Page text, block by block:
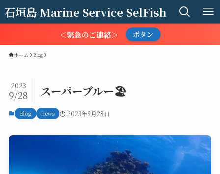
石垣島 Marine Service SelFish
＜緊急のご連絡＞ ボタン
ホーム Blog
スーパーブルー🏖️
2023
9/28
Blog news 2023年9月28日